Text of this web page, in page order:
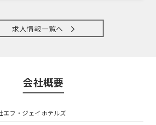
求人情報一覧へ
会社概要
エフ・ジェイホテルズ